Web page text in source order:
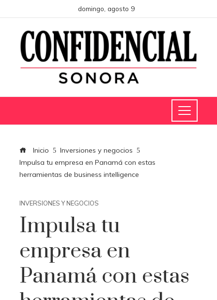
domingo, agosto 9
Inicio
Inversiones y negocios
Impulsa tu empresa en Panamá con estas
herramientas de business intelligence
INVERSIONES Y NEGOCIOS
Impulsa tu
empresa en
Panamá con estas